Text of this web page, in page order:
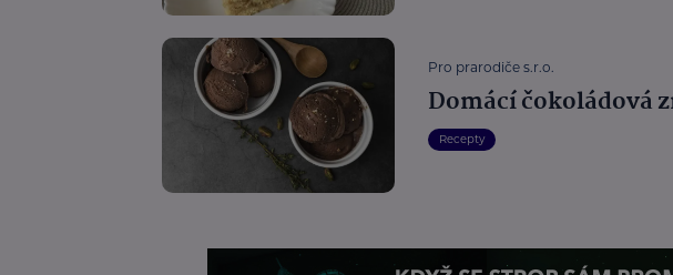
Pro prarodiče s.r.o.
Domácí čokoládová
Recepty